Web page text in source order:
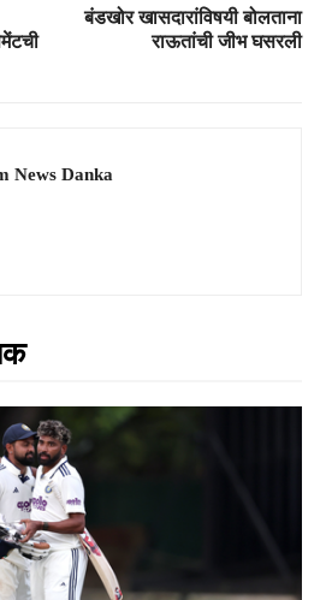
बंडखोर खासदारांविषयी बोलताना
राऊतांची जीभ घसरली
News Danka